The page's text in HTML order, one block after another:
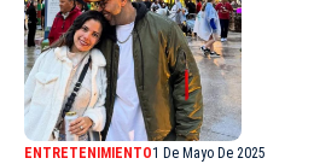
ENTRETENIMIENTO1 De Mayo De 2025